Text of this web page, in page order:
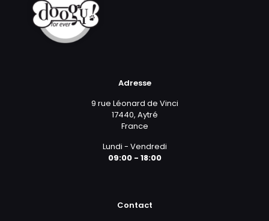
Adresse
9 rue Léonard de Vinci
17440, Aytré
France
Lundi - Vendredi
09:00 - 18:00
Contact